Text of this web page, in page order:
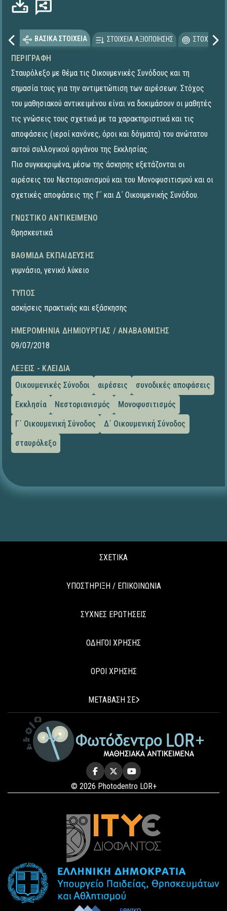
ΒΑΣΙΚΑ ΣΤΟΙΧΕΙΑ ΣΤΟΙΧΕΙΑ ΑΞΙΟΠΟΙΗΣΗΣ
ΠΕΡΙΓΡΑΦΉ
Σταυρόλεξο με θέμα τις Οικουμενικές Συνόδους και τη
σημασία τους για την αντιμετώπιση των αιρέσεων. Στόχος
του μαθησιακού αντικειμένου είναι να δοκιμάσουν οι μαθητές
τις γνώσεις τους σχετικά με τα χαρακτηριστικά και τις
αποφάσεις (ιεροί κανόνες, όροι και δόγματα) του ανώτατου
αυτού συλλογικού οργάνου της Εκκλησίας.
Πιο συγκεκριμένα, μέσω της άσκησης εξετάζονται οι
αιρέσεις του Νεστοριανισμού και του Μονοφυσιτισμού και οι
σχετικές αποφάσεις της Γ΄ και Δ΄ Οικουμενικής Συνόδου.
ΓΝΩΣΤΙΚΌ ΑΝΤΙΚΕΊΜΕΝΟ
Θρησκευτικά
ΒΑΘΜΊΔΑ ΕΚΠΑΊΔΕΥΣΗΣ
γυμνάσιο, γενικό λύκειο
ΤΎΠΟΣ
ασκήσεις πρακτικής και εξάσκησης
ΗΜΕΡΟΜΗΝΊΑ ΔΗΜΙΟΥΡΓΊΑΣ / ΑΝΑΒΆΘΜΙΣΗΣ
09/07/2018
ΛΈΞΕΙΣ - ΚΛΕΙΔΙΆ
Οικουμενικές Σύνοδοι
αιρέσεις
συνοδικές αποφάσεις
Εκκλησία
Νεστοριανισμός
Μονοφυσιτισμός
Γ΄ Οικουμενική Σύνοδος
Δ΄ Οικουμενική Σύνοδος
σταυρόλεξο
ΣΧΕΤΙΚΑ
ΥΠΟΣΤΗΡΙΞΗ / ΕΠΙΚΟΙΝΩΝΙΑ
ΣΥΧΝΕΣ ΕΡΩΤΗΣΕΙΣ
ΟΔΗΓΟΙ ΧΡΗΣΗΣ
ΟΡΟΙ ΧΡΗΣΗΣ
ΜΕΤΑΒΑΣΗ ΣΕ
© 2026 Photodentro LOR+